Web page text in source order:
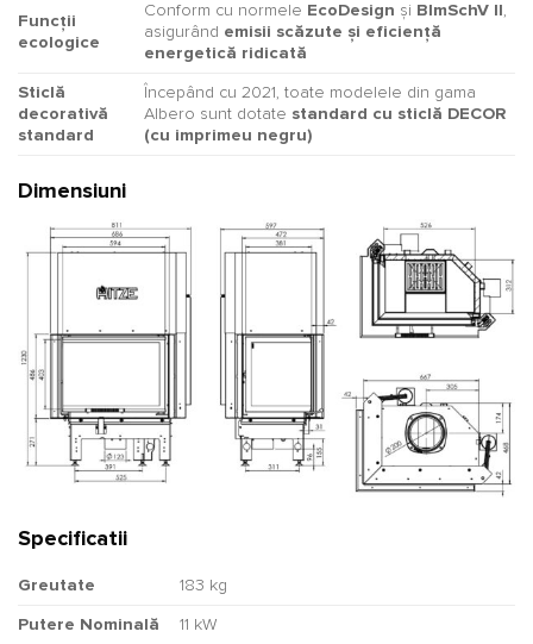
Funcții
ecologice
Conform cu normele EcoDesign și BlmSchV II
asigurând emisii scăzute și eficiență
energetică ridicată
Sticlă
decorativă
standard
Începând cu 2021, toate modelele din gama
Albero sunt dotate standard cu sticlă DECOR
(cu imprimeu negru)
Dimensiuni
Specificatii
Greutate 183 kg
Putere Nominală 11 kW